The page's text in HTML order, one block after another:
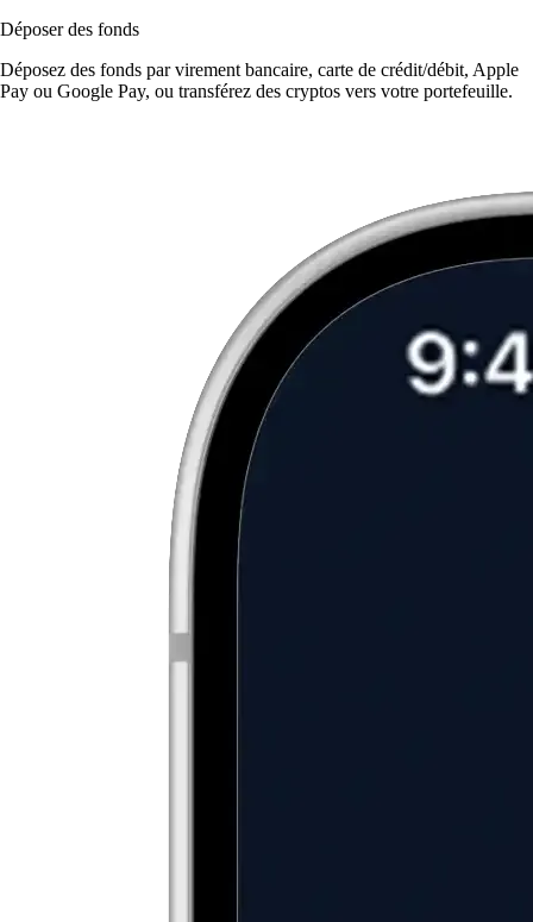
Déposer des fonds
Déposez des fonds par virement bancaire, carte de crédit/débit, Apple
Pay ou Google Pay, ou transférez des cryptos vers votre portefeuille.